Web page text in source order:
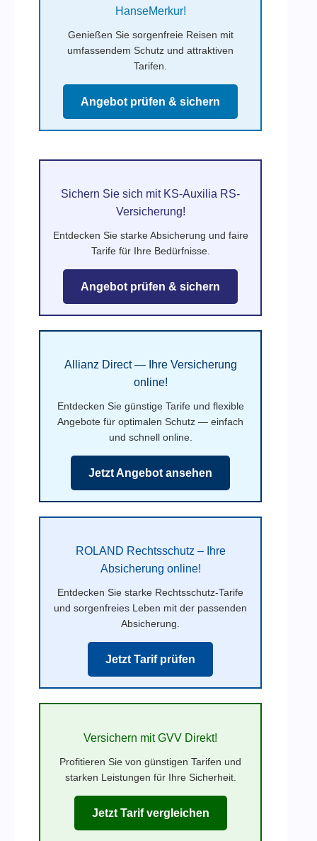
HanseMerkur!
Genießen Sie sorgenfreie Reisen mit
umfassendem Schutz und attraktiven
Tarifen.
Angebot prüfen & sichern
Sichern Sie sich mit KS-Auxilia RS-
Versicherung!
Entdecken Sie starke Absicherung und faire
Tarife für Ihre Bedürfnisse.
Angebot prüfen & sichern
Allianz Direct — Ihre Versicherung
online!
Entdecken Sie günstige Tarife und flexible
Angebote für optimalen Schutz — einfach
und schnell online.
Jetzt Angebot ansehen
ROLAND Rechtsschutz – Ihre
Absicherung online!
Entdecken Sie starke Rechtsschutz-Tarife
und sorgenfreies Leben mit der passenden
Absicherung.
Jetzt Tarif prüfen
Versichern mit GVV Direkt!
Profitieren Sie von günstigen Tarifen und
starken Leistungen für Ihre Sicherheit.
Jetzt Tarif vergleichen